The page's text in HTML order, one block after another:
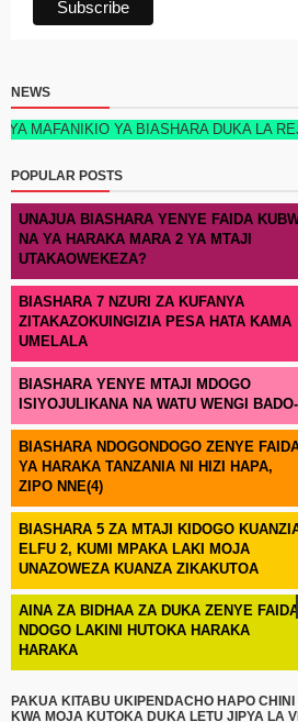
NEWS
YA BIASHARA DUKA LA REJAREJA
POPULAR POSTS
UNAJUA BIASHARA YENYE FAIDA
NA YA HARAKA MARA 2 YA MTAJI
UTAKAOWEKEZA?
BIASHARA 7 NZURI ZA KUFANYA
ZITAKAZOKUINGIZIA PESA HATA KAMA
UMELALA
BIASHARA YENYE MTAJI MDOGO
ISIYOJULIKANA NA WATU WENGI
BIASHARA NDOGONDOGO ZENYE
YA HARAKA TANZANIA NI HIZI HAPA,
ZIPO NNE(4)
BIASHARA 5 ZA MTAJI KIDOGO KUANZIA
ELFU 2, KUMI MPAKA LAKI MOJA
UNAZOWEZA KUANZA ZIKAKUTOA
AINA ZA BIDHAA ZA DUKA ZENYE FAIDA
NDOGO LAKINI HUTOKA HARAKA
HARAKA
PAKUA KITABU UKIPENDACHO HAPO
KWA MOJA KUTOKA DUKA LETU JIPYA LA